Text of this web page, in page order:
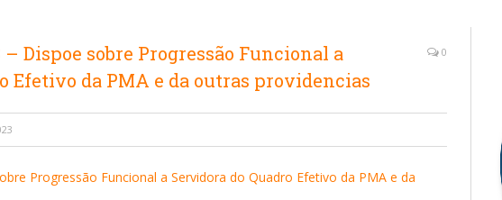
– Dispoe sobre Progressão Funcional a
Efetivo da PMA e da outras providencias
0
Progressão Funcional a Servidora do Quadro Efetivo da PMA e da